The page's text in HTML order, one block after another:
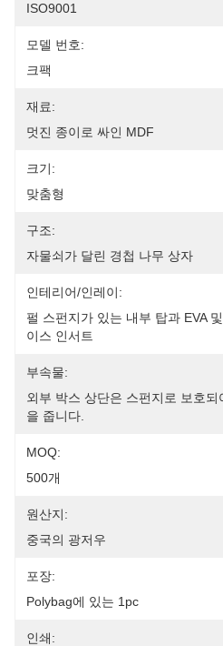
ISO9001
모델 번호:
크팩
재료:
멋진 종이로 싸인 MDF
크기:
맞춤형
구조:
자물쇠가 달린 경첩 나무 상자
인테리어/인레이:
펄 스펀지가 있는 내부 탑과 EVA
이스 인서트
부속물:
외부 박스 상단은 스펀지로 보호
을 줍니다.
MOQ:
500개
원산지:
중국의 광저우
포장:
Polybag에 있는 1pc
인쇄: